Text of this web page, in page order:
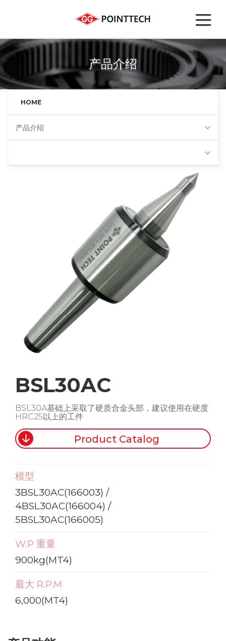
产品介绍
HOME
产品介绍
高精度回转顶尖(BS)
BSL30AC
BSL30A基础上采取了硬质合金头部，建议使用在硬度
HRC25以上的工件
Product Catalog
模型
3BSL30AC(166003) /
4BSL30AC(166004) /
5BSL30AC(166005)
W.P 重量
900kg(MT4)
最大 R.P.M
6,000(MT4)